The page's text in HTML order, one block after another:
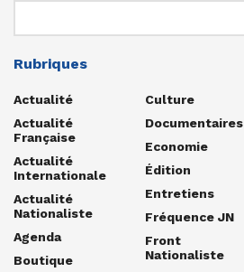
Rubriques
Actualité
Actualité
Française
Actualité
Internationale
Actualité
Nationaliste
Agenda
Boutique
Culture
Documentaires
Economie
Édition
Entretiens
Fréquence JN
Front
Nationaliste